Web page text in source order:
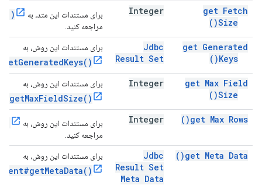
get Fetch
Size(
)
Integer برای مستندات این متد، به
مراجعه کنید.
get Generated
Keys(
)
Jdbc
Result Set
برای مستندات این روش، به
get Max Field
Size(
)
Integer برای مستندات این روش، به
get Max Rows(
)
Integer برای مستندات این روش، به
مراجعه کنید.
get Meta Data(
)
Jdbc
Result Set
Meta Data
برای مستندات این روش، به